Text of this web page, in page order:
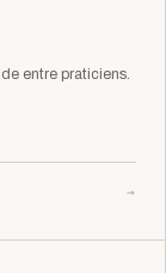
entre praticiens.
→